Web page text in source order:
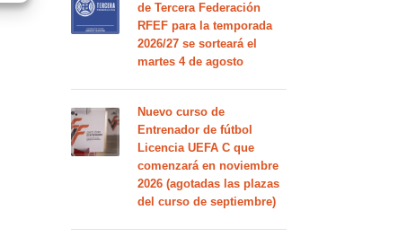
de Tercera Federación
RFEF para la temporada
2026/27 se sorteará el
martes 4 de agosto
Nuevo curso de
Entrenador de fútbol
Licencia UEFA C que
comenzará en noviembre
2026 (agotadas las plazas
del curso de septiembre)